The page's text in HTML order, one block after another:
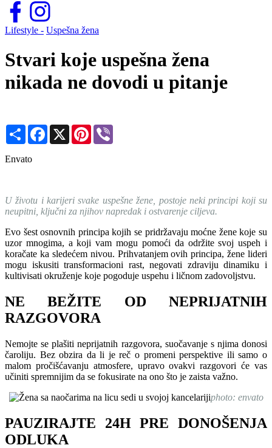
Lifestyle - Uspešna žena
Stvari koje uspešna žena
nikada ne dovodi u pitanje
Share Facebook
X Pinterest
Envato
U životu i karijeri svake uspešne žene, postoje neki principi koji su
neupitni, ključni za njihov napredak i ostvarenje ciljeva.
Evo šest osnovnih principa kojih se pridržavaju moćne žene koje su
uzor mnogima, a koji vam mogu pomoći da održite svoj uspeh i
koračate ka sledećem nivou. Prihvatanjem ovih principa, žene lideri
mogu iskusiti transformacioni rast, negovati zdraviju dinamiku i
kultivisati okruženje koje pogoduje uspehu i ličnom zadovoljstvu.
NE BEŽITE OD NEPRIJATNIH
RAZGOVORA
Nemojte se plašiti neprijatnih razgovora, suočavanje s njima donosi
čaroliju. Bez obzira da li je reč o promeni perspektive ili samo o
malom pročišćavanju atmosfere, upravo ovakvi razgovori će vas
učiniti spremnijim da se fokusirate na ono što je zaista važno.
photo: envato
PAUZIRAJTE 24H PRE DONOŠENJA
ODLUKA